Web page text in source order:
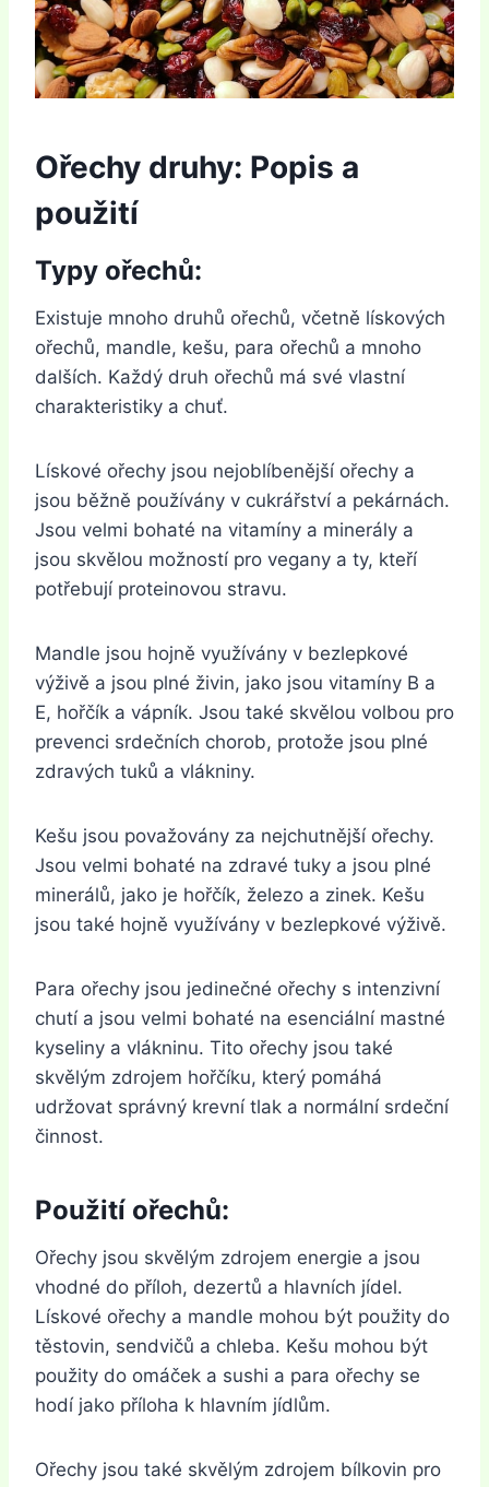
Ořechy druhy: Popis a
použití
Typy ořechů:
Existuje mnoho druhů ořechů, včetně lískových
ořechů, mandle, kešu, para ořechů a mnoho
dalších. Každý druh ořechů má své vlastní
charakteristiky a chuť.
Lískové ořechy jsou nejoblíbenější ořechy a
jsou běžně používány v cukrářství a pekárnách.
Jsou velmi bohaté na vitamíny a minerály a
jsou skvělou možností pro vegany a ty, kteří
potřebují proteinovou stravu.
Mandle jsou hojně využívány v bezlepkové
výživě a jsou plné živin, jako jsou vitamíny B a
E, hořčík a vápník. Jsou také skvělou volbou pro
prevenci srdečních chorob, protože jsou plné
zdravých tuků a vlákniny.
Kešu jsou považovány za nejchutnější ořechy.
Jsou velmi bohaté na zdravé tuky a jsou plné
minerálů, jako je hořčík, železo a zinek. Kešu
jsou také hojně využívány v bezlepkové výživě.
Para ořechy jsou jedinečné ořechy s intenzivní
chutí a jsou velmi bohaté na esenciální mastné
kyseliny a vlákninu. Tito ořechy jsou také
skvělým zdrojem hořčíku, který pomáhá
udržovat správný krevní tlak a normální srdeční
činnost.
Použití ořechů:
Ořechy jsou skvělým zdrojem energie a jsou
vhodné do příloh, dezertů a hlavních jídel.
Lískové ořechy a mandle mohou být použity do
těstovin, sendvičů a chleba. Kešu mohou být
použity do omáček a sushi a para ořechy se
hodí jako příloha k hlavním jídlům.
Ořechy jsou také skvělým zdrojem bílkovin pro